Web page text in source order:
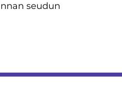
seudun